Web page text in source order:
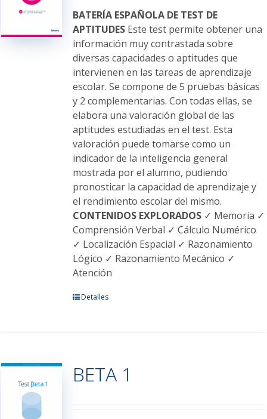
elegir
en
la
página
de
producto
BATERÍA ESPAÑOLA DE TEST DE
APTITUDESEste test permite obtener una
información muy contrastada sobre
diversas capacidades o aptitudes que
intervienen en las tareas de aprendizaje
escolar. Se compone de 5 pruebas básicas
y 2 complementarias. Con todas ellas, se
elabora una valoración global de las
aptitudes estudiadas en el test. Esta
valoración puede tomarse como un
indicador de la inteligencia general
mostrada por el alumno, pudiendo
pronosticar la capacidad de aprendizaje y
el rendimiento escolar del mismo.
CONTENIDOS EXPLORADOS✓ Memoria ✓
Comprensión Verbal ✓ Cálculo Numérico
✓ Localización Espacial ✓ Razonamiento
Lógico ✓ Razonamiento Mecánico ✓
Atención
Este
Las
opciones
Detalles
BETA 1